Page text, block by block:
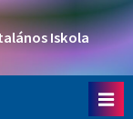
Iskola